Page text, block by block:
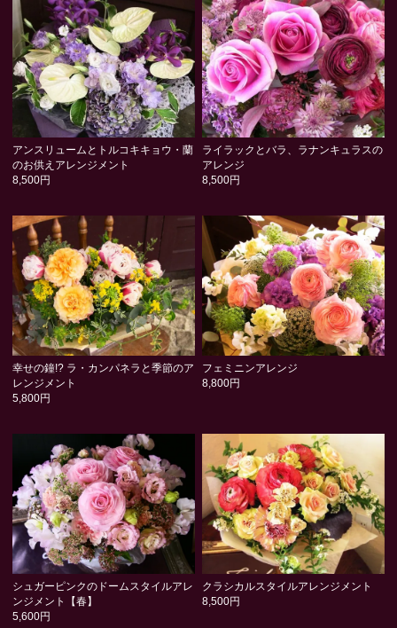
アンスリュームとトルコキキョウ・蘭
のお供えアレンジメント
8,500円
ライラックとバラ、ラナンキュラスの
アレンジ
8,500円
幸せの鐘!? ラ・カンパネラと季節のア
レンジメント
5,800円
フェミニンアレンジ
8,800円
シュガーピンクのドームスタイルアレ
ンジメント【春】
5,600円
クラシカルスタイルアレンジメント
8,500円